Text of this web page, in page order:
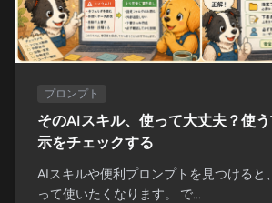
プロンプト
そのAIスキル、使って大丈夫？使
示をチェックする
AIスキルや便利プロンプトを見つけると
って使いたくなります。 で...